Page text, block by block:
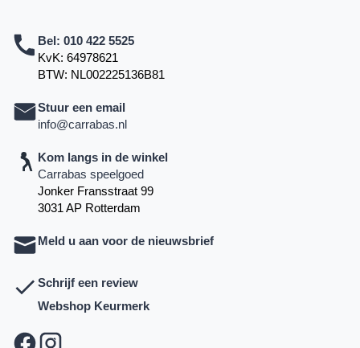
Bel: 010 422 5525
KvK: 64978621
BTW: NL002225136B81
Stuur een email
info@carrabas.nl
Kom langs in de winkel
Carrabas speelgoed
Jonker Fransstraat 99
3031 AP Rotterdam
Meld u aan voor de nieuwsbrief
Schrijf een review
Webshop Keurmerk